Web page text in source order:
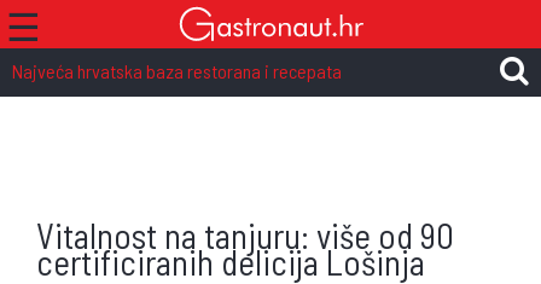
☰
Najveća hrvatska baza restorana i recepata
Vitalnost na tanjuru: više od 90
certificiranih delicija Lošinja